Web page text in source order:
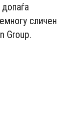
сличен
Grоup.